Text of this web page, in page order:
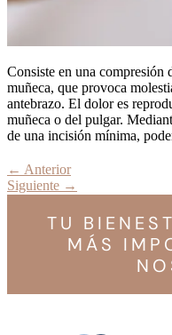
Consiste en una compresión
muñeca, que provoca
antebrazo. El dolor es
muñeca o del pulgar.
de una incisión mínima,
← Anterior
Siguiente →
TU
MÁS